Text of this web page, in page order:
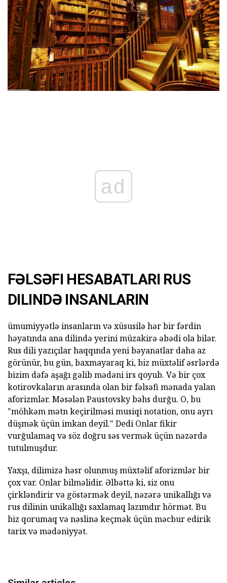
ad
FƏLSƏFI HESABATLARI RUS
DILINDƏ INSANLARIN
ümumiyyətlə insanların və xüsusilə hər bir fərdin
həyatında ana dilində yerini müzakirə əbədi ola bilər.
Rus dili yazıçılar haqqında yeni bəyanatlar daha az
görünür, bu gün, baxmayaraq ki, biz müxtəlif əsrlərdə
bizim dəfə aşağı gəlib mədəni irs qoyub. Və bir çox
kotirovkaların arasında olan bir fəlsəfi mənada yalan
aforizmlər. Məsələn Paustovsky bəhs durğu. O, bu
"möhkəm mətn keçirilməsi musiqi notation, onu ayrı
düşmək üçün imkan deyil." Dedi Onlar fikir
vurğulamaq və söz doğru səs vermək üçün nəzərdə
tutulmuşdur.
Yaxşı, dilimizə həsr olunmuş müxtəlif aforizmlər bir
çox var. Onlar bilməlidir. Əlbəttə ki, siz onu
çirkləndirir və göstərmək deyil, nəzərə unikallığı və
rus dilinin unikallığı saxlamaq lazımdır hörmət. Bu
biz qorumaq və nəslinə keçmək üçün məcbur edirik
tarix və mədəniyyət.